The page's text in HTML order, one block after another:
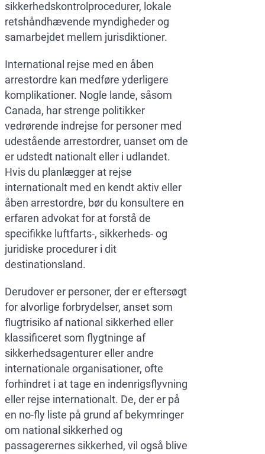
sikkerhedskontrolprocedurer, lokale
retshåndhævende myndigheder og
samarbejdet mellem jurisdiktioner.
International rejse med en åben
arrestordre kan medføre yderligere
komplikationer. Nogle lande, såsom
Canada, har strenge politikker
vedrørende indrejse for personer med
udestående arrestordrer, uanset om de
er udstedt nationalt eller i udlandet.
Hvis du planlægger at rejse
internationalt med en kendt aktiv eller
åben arrestordre, bør du konsultere en
erfaren advokat for at forstå de
specifikke luftfarts-, sikkerheds- og
juridiske procedurer i dit
destinationsland.
Derudover er personer, der er eftersøgt
for alvorlige forbrydelser, anset som
flugtrisiko af national sikkerhed eller
klassificeret som flygtninge af
sikkerhedsagenturer eller andre
internationale organisationer, ofte
forhindret i at tage en indenrigsflyvning
eller rejse internationalt. De, der er på
en no-fly liste på grund af bekymringer
om national sikkerhed og
passagerernes sikkerhed, vil også blive